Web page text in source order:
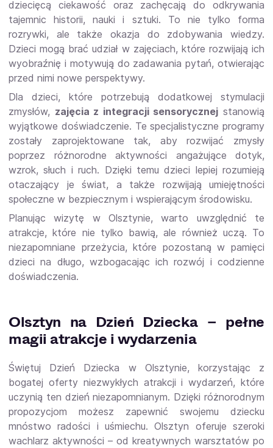
dziecięcą ciekawość oraz zachęcają do odkrywania
tajemnic historii, nauki i sztuki. To nie tylko forma
rozrywki, ale także okazja do zdobywania wiedzy.
Dzieci mogą brać udział w zajęciach, które rozwijają ich
wyobraźnię i motywują do zadawania pytań, otwierając
przed nimi nowe perspektywy.
Dla dzieci, które potrzebują dodatkowej stymulacji
zmysłów, zajęcia z integracji sensorycznej stanowią
wyjątkowe doświadczenie. Te specjalistyczne programy
zostały zaprojektowane tak, aby rozwijać zmysły
poprzez różnorodne aktywności angażujące dotyk,
wzrok, słuch i ruch. Dzięki temu dzieci lepiej rozumieją
otaczający je świat, a także rozwijają umiejętności
społeczne w bezpiecznym i wspierającym środowisku.
Planując wizytę w Olsztynie, warto uwzględnić te
atrakcje, które nie tylko bawią, ale również uczą. To
niezapomniane przeżycia, które pozostaną w pamięci
dzieci na długo, wzbogacając ich rozwój i codzienne
doświadczenia.
Olsztyn na Dzień Dziecka – pełne
magii atrakcje i wydarzenia
Świętuj Dzień Dziecka w Olsztynie, korzystając z
bogatej oferty niezwykłych atrakcji i wydarzeń, które
uczynią ten dzień niezapomnianym. Dzięki różnorodnym
propozycjom możesz zapewnić swojemu dziecku
mnóstwo radości i uśmiechu. Olsztyn oferuje szeroki
wachlarz aktywności – od kreatywnych warsztatów po